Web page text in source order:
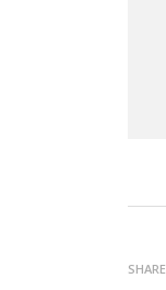
SHARE